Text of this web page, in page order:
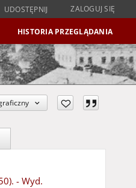
UDOSTĘPNIJ ZALOGUJ SIĘ
HISTORIA PRZEGLĄDANIA
- Wyd.